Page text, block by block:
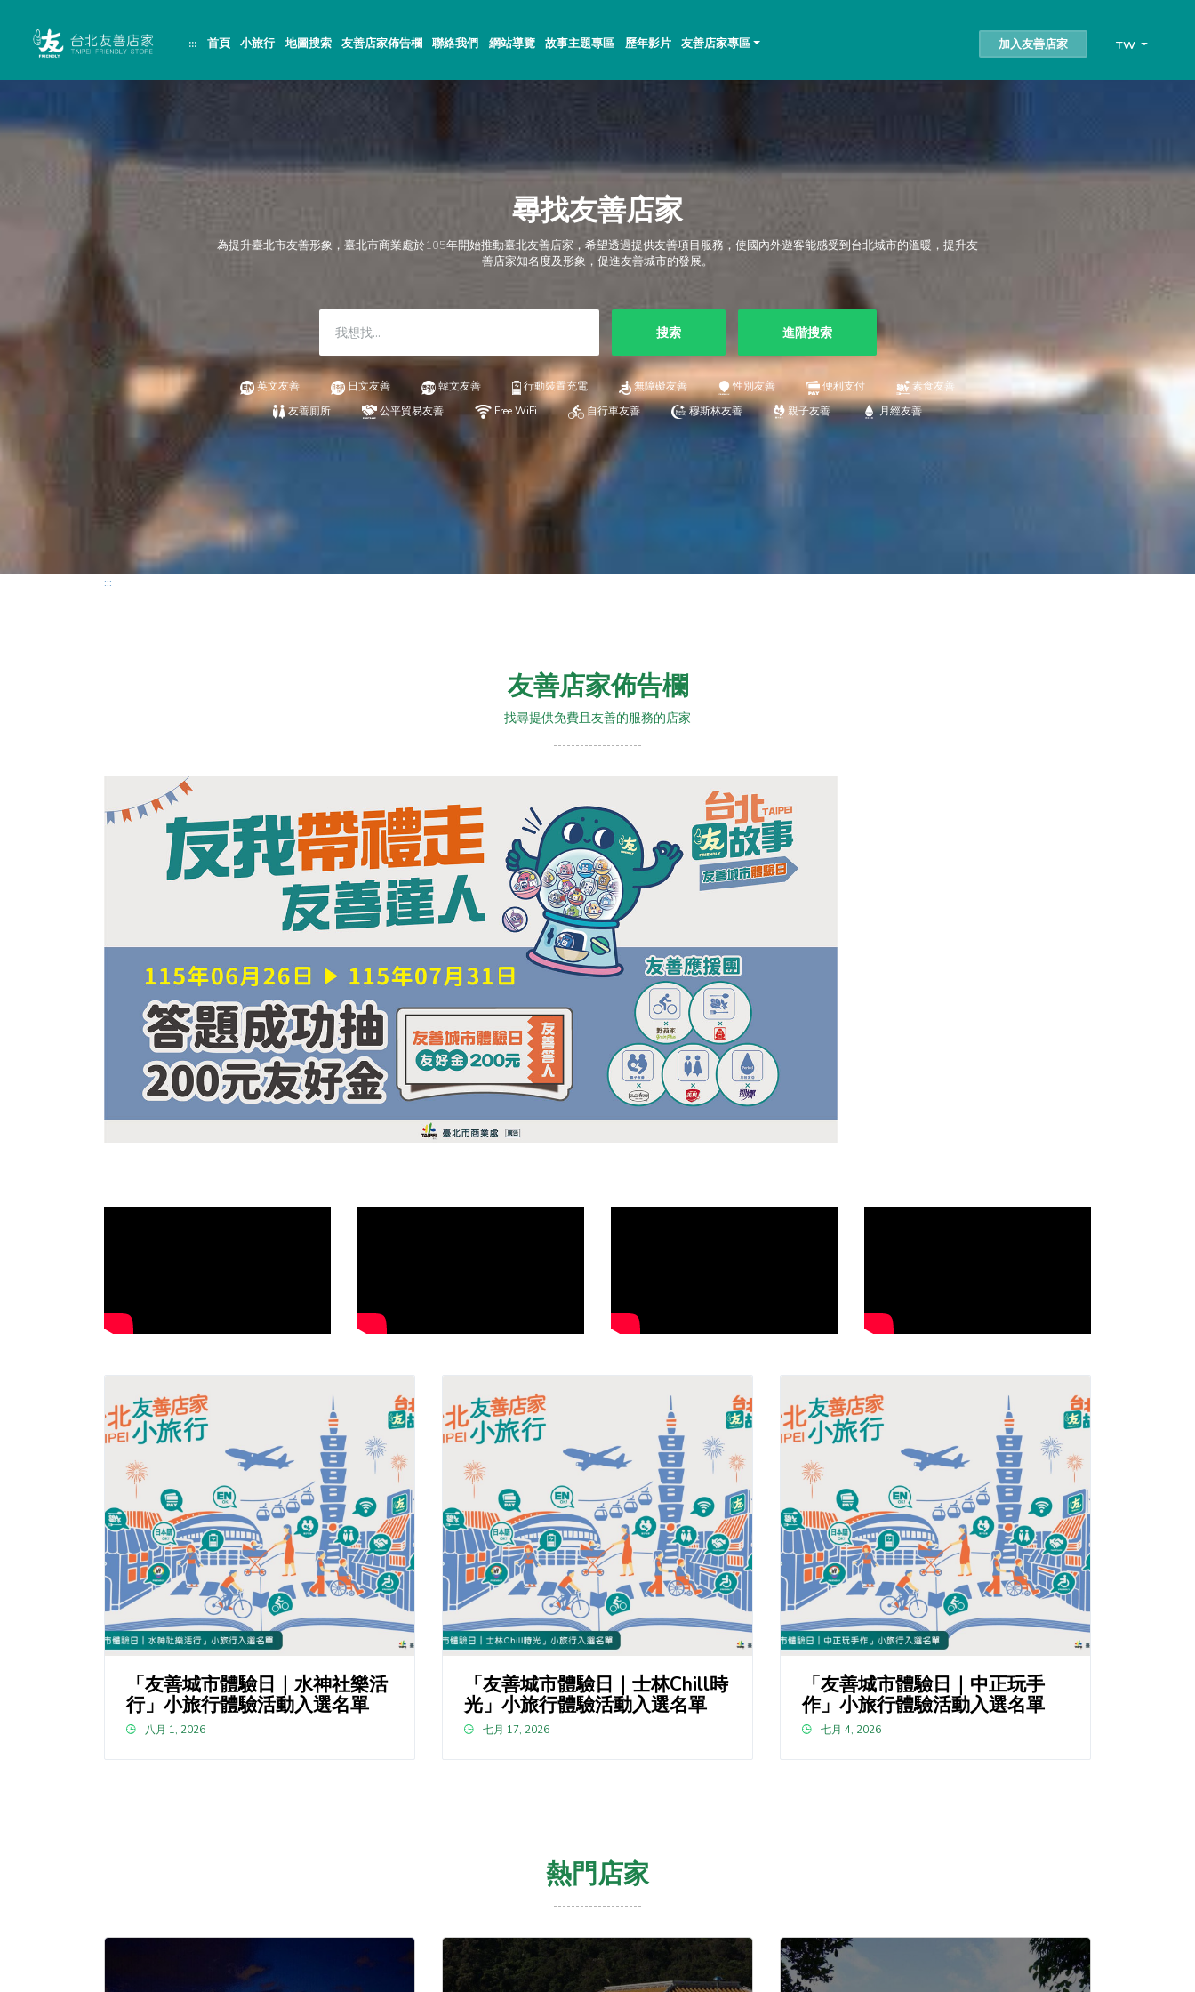
容
::: 首頁 小旅行 地圖搜索 友善店家佈告欄 聯絡我們 網站導覽 故事主題專區 歷年影片 友善店家專區 加入友善店家 TW
尋找友善店家
為提升臺北市友善形象，臺北市商業處於105年開始推動臺北友善店家，希望透過提供友善項目服務，使國內外遊客能感受到台北城市的溫暖，提升友
善店家知名度及形象，促進友善城市的發展。
搜索 進階搜索
英文友善 日文友善 韓文友善 行動裝置充電 無障礙友善 性別友善 便利支付
素食友善
友善廁所
公平貿易友善 Free WiFi 自行車友善 穆斯林友善 親子友善 月經友善
:::
友善店家佈告欄
找尋提供免費且友善的服務的店家
「友善城市體驗日｜水神社樂活
行」小旅行體驗活動入選名單
八月 1, 2026
「友善城市體驗日｜士林Chill時
光」小旅行體驗活動入選名單
七月 17, 2026
「友善城市體驗日｜中正玩手
作」小旅行體驗活動入選名單
七月 4, 2026
熱門店家